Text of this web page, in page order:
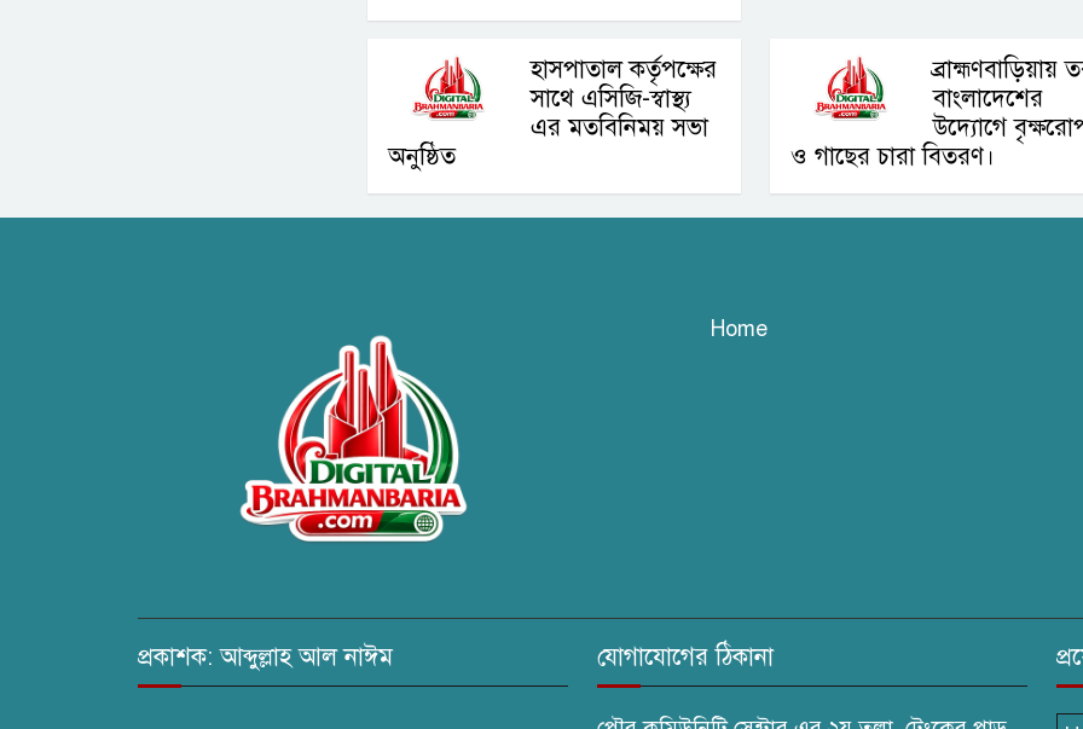
হাসপাতাল কর্তৃপক্ষের
সাথে এসিজি-স্বাস্থ্য
এর মতবিনিময় সভা
অনুষ্ঠিত
ব্রাহ্মণবাড়িয়ায়
বাংলাদেশের
উদ্যোগে
ও গাছের চারা বিতরণ।
Home
প্রকাশক: আব্দুল্লাহ আল নাঈম যোগাযোগের ঠিকানা